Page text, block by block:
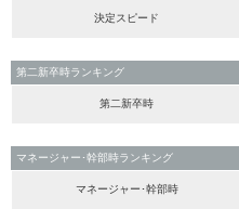
決定スピード
第二新卒時ランキング
第二新卒時
マネージャー･幹部時ランキング
マネージャー･幹部時